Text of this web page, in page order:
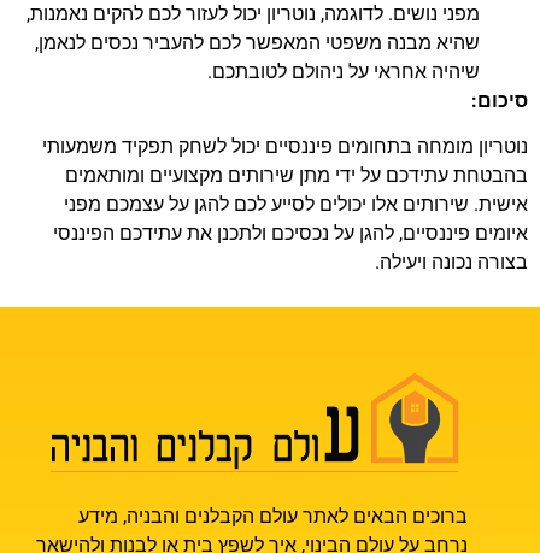
מפני נושים. לדוגמה, נוטריון יכול לעזור לכם להקים נאמנות,
שהיא מבנה משפטי המאפשר לכם להעביר נכסים לנאמן,
שיהיה אחראי על ניהולם לטובתכם.
סיכום:
נוטריון מומחה בתחומים פיננסיים יכול לשחק תפקיד משמעותי
בהבטחת עתידכם על ידי מתן שירותים מקצועיים ומותאמים
אישית. שירותים אלו יכולים לסייע לכם להגן על עצמכם מפני
איומים פיננסיים, להגן על נכסיכם ולתכנן את עתידכם הפיננסי
בצורה נכונה ויעילה.
ברוכים הבאים לאתר עולם הקבלנים והבניה, מידע
נרחב על עולם הבינוי, איך לשפץ בית או לבנות ולהישאר